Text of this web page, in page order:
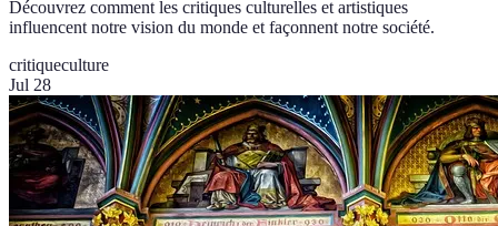
Découvrez comment les critiques culturelles et artistiques
influencent notre vision du monde et façonnent notre société.
critiqueculture
Jul 28